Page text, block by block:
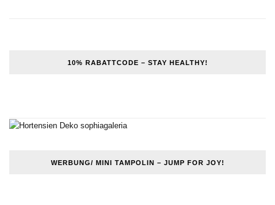
10% RABATTCODE – STAY HEALTHY!
WERBUNG/ MINI TAMPOLIN – JUMP FOR JOY!